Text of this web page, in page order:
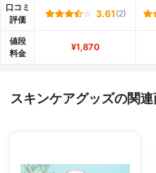
口コミ
評価
3.61 (2)
値段
料金
¥1,870
スキンケアグッズの関